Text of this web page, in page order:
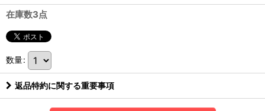
在庫数3点
数量:
返品特約に関する重要事項